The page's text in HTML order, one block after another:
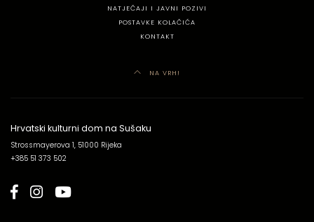
NATJEČAJI I JAVNI POZIVI
POSTAVKE KOLAČIĆA
KONTAKT
NA VRH!
Hrvatski kulturni dom na Sušaku
Strossmayerova 1, 51000 Rijeka
+385 51 373 502